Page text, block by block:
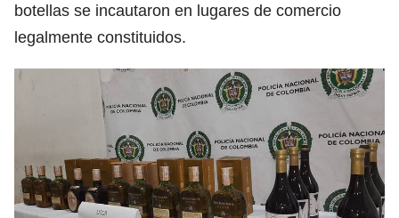
botellas se incautaron en lugares de comercio
legalmente constituidos.